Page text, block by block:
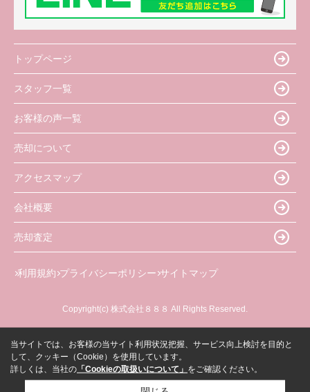
トップページ
スタッフ一覧
お客様の声一覧
売却について
アクセスマップ
会社概要
売却査定
利用規約 プライバシーポリシー サイトマップ
Copyright(c) 株式会社８８８ All Rights Reserved.
当サイトでは、お客様の当サイト利用状況把握、サービス向上検討を目的と
して、クッキー（Cookie）を使用しています。
詳しくは、当社の 「Cookieの取扱いについて」 をご確認ください。